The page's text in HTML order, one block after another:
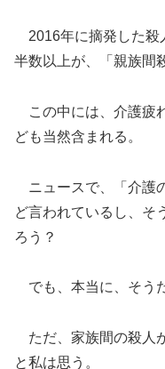
2016年に摘発した殺
半数以上が、「親族間
この中には、介護疲
ども当然含まれる。
ニュースで、「介護
ど言われているし、そ
ろう？
でも、本当に、そう
ただ、家族間の殺人
と私は思う。